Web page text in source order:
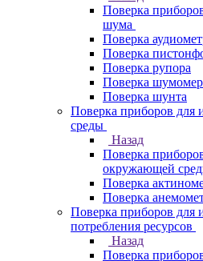
Поверка
шума
Поверка
Поверка
Поверка рупора
Поверка
Поверка шунта
Поверка приборов для
среды
Назад
Поверка
окружающей
Поверка
Поверка
Поверка приборов для
потребления ресурсов
Назад
Поверка